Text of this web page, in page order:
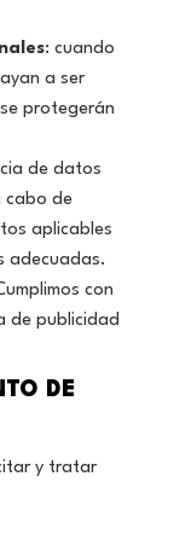
: cuando
a ser
protegerán
de datos
cabo de
aplicables
adecuadas.
con
de publicidad
DE
y tratar